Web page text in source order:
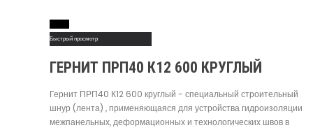
Быстрый просмотр
ГЕРНИТ ПРП40 К12 600 КРУГЛЫЙ
Гернит ПРП40 К12 600 круглый - специальный строительный
шнур (лента) , применяющаяся для устройства гидроизоляции
межпанельных, деформационных и технологических швов в